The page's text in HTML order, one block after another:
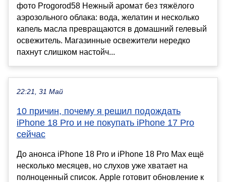
фото Progorod58 Нежный аромат без тяжёлого
аэрозольного облака: вода, желатин и несколько
капель масла превращаются в домашний гелевый
освежитель. Магазинные освежители нередко
пахнут слишком настойч...
22:21, 31 Май
10 причин, почему я решил подождать
iPhone 18 Pro и не покупать iPhone 17 Pro
сейчас
До анонса iPhone 18 Pro и iPhone 18 Pro Max ещё
несколько месяцев, но слухов уже хватает на
полноценный список. Apple готовит обновление к